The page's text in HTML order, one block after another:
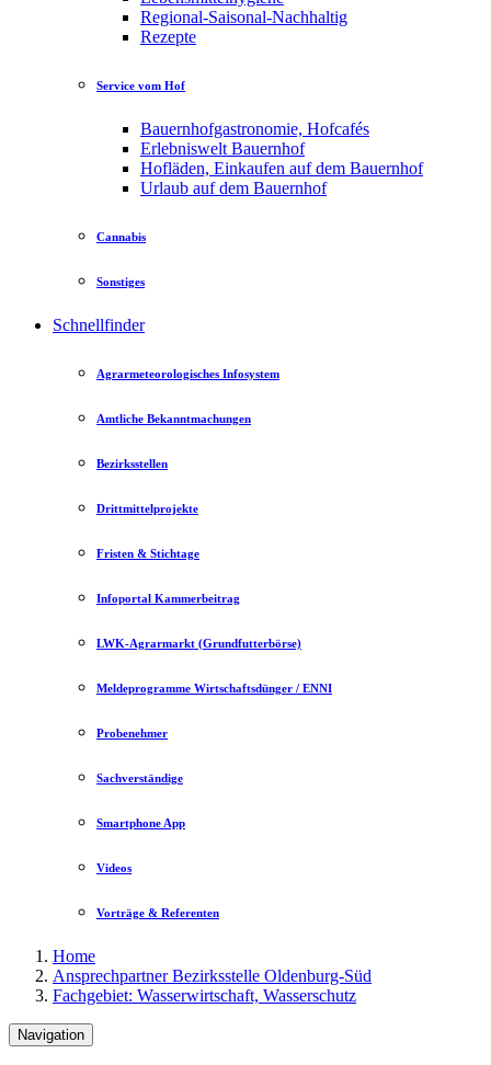
Regional-Saisonal-Nachhaltig
Rezepte
Service vom Hof
Bauernhofgastronomie, Hofcafés
Erlebniswelt Bauernhof
Hofläden, Einkaufen auf dem Bauernhof
Urlaub auf dem Bauernhof
Cannabis
Sonstiges
Schnellfinder
Agrarmeteorologisches Infosystem
Amtliche Bekanntmachungen
Bezirksstellen
Drittmittelprojekte
Fristen & Stichtage
Infoportal Kammerbeitrag
LWK-Agrarmarkt (Grundfutterbörse)
Meldeprogramme Wirtschaftsdünger / ENNI
Probenehmer
Sachverständige
Smartphone App
Videos
Vorträge & Referenten
Home
Ansprechpartner Bezirksstelle Oldenburg-Süd
Fachgebiet: Wasserwirtschaft, Wasserschutz
Navigation